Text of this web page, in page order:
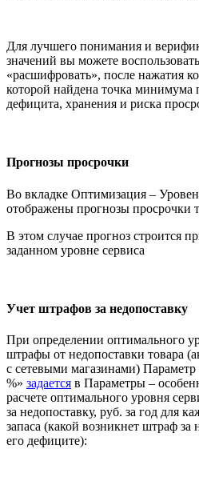
Для лучшего понимания и
значений вы можете
«расшифровать», после нажатия
которой найдена точка минимума
дефицита, хранения и риска
Прогнозы просрочки
Во вкладке Оптимизация –
отображены прогнозы просрочки
В этом случае прогноз
заданном уровне сервиса
Учет штрафов за недопоставку
При определении оптимального
штрафы от недопоставки товара
с сетевыми магазинами)
%» задается в Параметры –
расчете оптимального уровня
за недопоставку, руб. за год для
запаса (какой возникнет штраф за
его дефиците):